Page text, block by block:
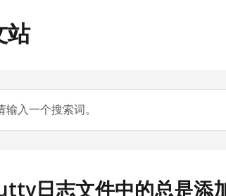
站
日志文件中的总是添